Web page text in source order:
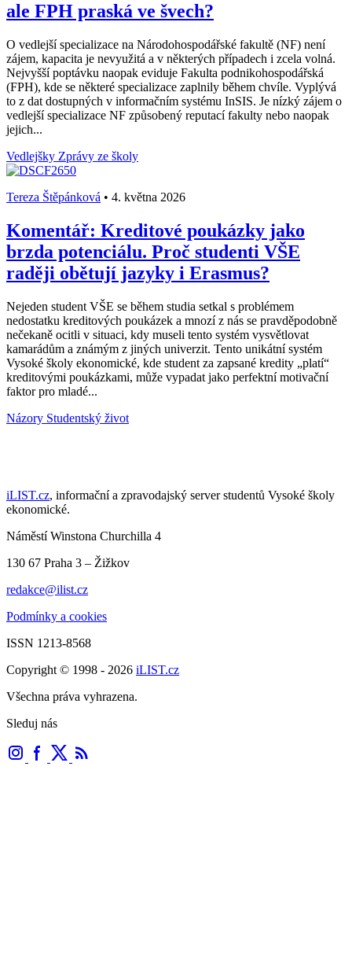
ale FPH praská ve švech?
O vedlejší specializace na Národohospodářské fakultě (NF) není
zájem, kapacita je nevyužitá a v některých případech i zcela volná.
Nejvyšší poptávku naopak eviduje Fakulta podnikohospodářská
(FPH), kde se některé specializace zaplnily během chvíle. Vyplývá
to z dat dostupných v informačním systému InSIS. Je nízký zájem o
vedlejší specializace NF způsobený reputací fakulty nebo naopak
jejich...
Vedlejšky Zprávy ze školy
Tereza Štěpánková • 4. května 2026
Komentář: Kreditové poukázky jako
brzda potenciálu. Proč studenti VŠE
raději obětují jazyky i Erasmus?
Nejeden student VŠE se během studia setkal s problémem
nedostatku kreditových poukázek a mnozí z nás se pravděpodobně
nečekaně ocitli v situaci, kdy museli tento systém vysvětlovat
kamarádům a známým z jiných univerzit. Tento unikátní systém
Vysoké školy ekonomické, kde student za zapsané kredity „platí“
kreditovými poukázkami, může vypadat jako perfektní motivační
faktor pro mladé...
Názory Studentský život
iLIST.cz, informační a zpravodajský server studentů Vysoké školy
ekonomické.
Náměstí Winstona Churchilla 4
130 67 Praha 3 – Žižkov
redakce@ilist.cz
Podmínky a cookies
ISSN 1213-8568
Copyright © 1998 - 2026 iLIST.cz
Všechna práva vyhrazena.
Sleduj nás